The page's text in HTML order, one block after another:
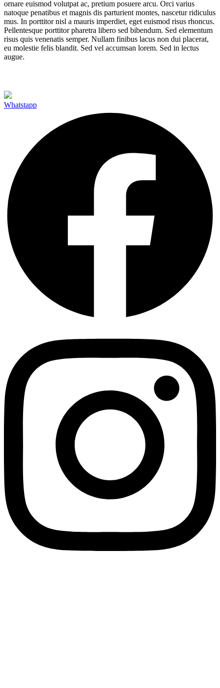
ornare euismod volutpat ac, pretium posuere arcu. Orci varius
natoque penatibus et magnis dis parturient montes, nascetur ridiculus
mus. In porttitor nisl a mauris imperdiet, eget euismod risus rhoncus.
Pellentesque porttitor pharetra libero sed bibendum. Sed elementum
risus quis venenatis semper. Nullam finibus lacus non dui placerat,
eu molestie felis blandit. Sed vel accumsan lorem. Sed in lectus
augue.
Whatstapp